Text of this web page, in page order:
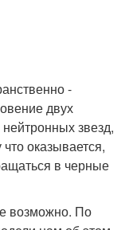
-
двух
звезд,
оказывается,
в черные
возможно. По